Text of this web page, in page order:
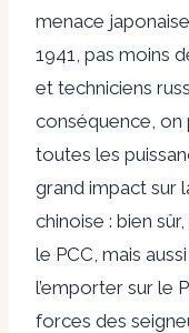
menace
1941, pas moins
et techniciens
conséquence, on
toutes les
grand impact sur
chinoise : bien
le PCC, mais
l’emporter sur le
forces des